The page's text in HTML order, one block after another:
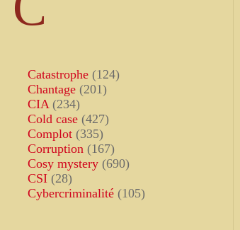
Catastrophe (124)
Chantage (201)
CIA (234)
Cold case (427)
Complot (335)
Corruption (167)
Cosy mystery (690)
CSI (28)
Cybercriminalité (105)